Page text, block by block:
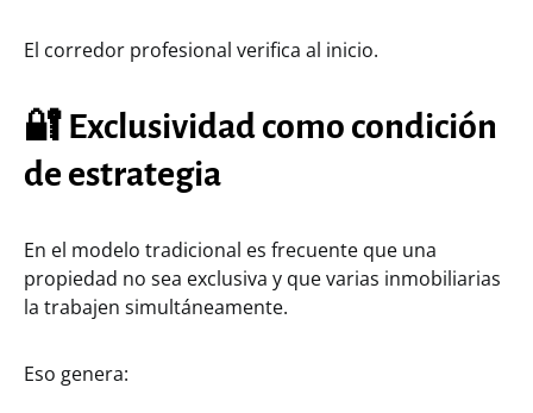
El corredor profesional verifica al inicio.
🔐 Exclusividad como condición
de estrategia
En el modelo tradicional es frecuente que una
propiedad no sea exclusiva y que varias inmobiliarias
la trabajen simultáneamente.
Eso genera: